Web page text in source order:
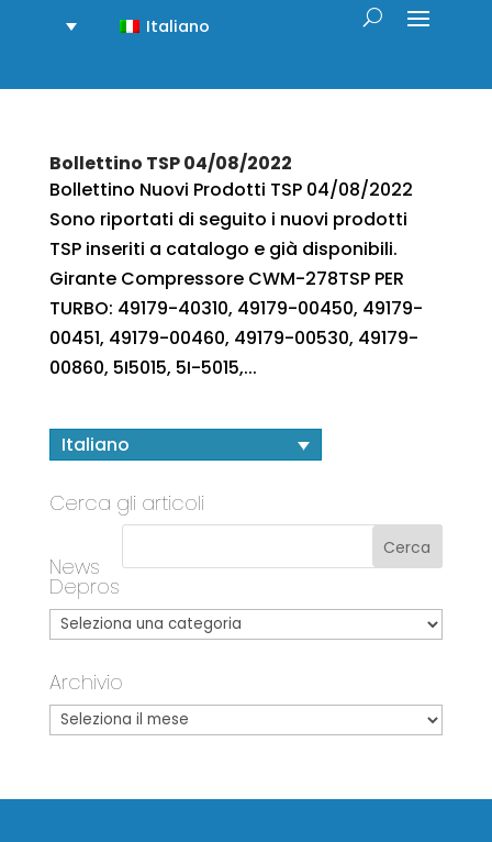
Italiano
Bollettino TSP 04/08/2022
Bollettino Nuovi Prodotti TSP 04/08/2022
Sono riportati di seguito i nuovi prodotti
TSP inseriti a catalogo e già disponibili.
Girante Compressore CWM-278TSP PER
TURBO: 49179-40310, 49179-00450, 49179-
00451, 49179-00460, 49179-00530, 49179-
00860, 5I5015, 5I-5015,...
Italiano
Cerca gli articoli
News
Depros
Archivio